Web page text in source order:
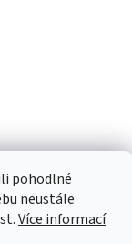
pohodlné
neustále
Více informací